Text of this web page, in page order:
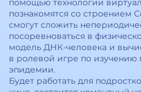
помощью технологии
познакомятся со строением
смогут сложить
посоревноваться в
модель ДНК-человека и
в ролевой игре по изучению
эпидемии.
Будет работать для